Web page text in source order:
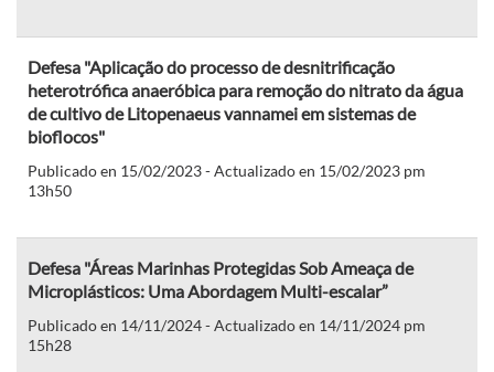
Defesa "Aplicação do processo de desnitrificação
heterotrófica anaeróbica para remoção do nitrato da água
de cultivo de Litopenaeus vannamei em sistemas de
bioflocos"
Publicado en 15/02/2023 - Actualizado en 15/02/2023 pm
13h50
Defesa "Áreas Marinhas Protegidas Sob Ameaça de
Microplásticos: Uma Abordagem Multi-escalar”
Publicado en 14/11/2024 - Actualizado en 14/11/2024 pm
15h28